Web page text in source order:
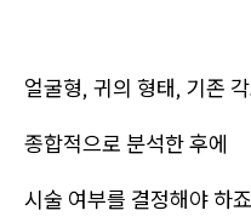
얼굴형, 귀의 형태, 기존
종합적으로 분석한 후에
시술 여부를 결정해야 하